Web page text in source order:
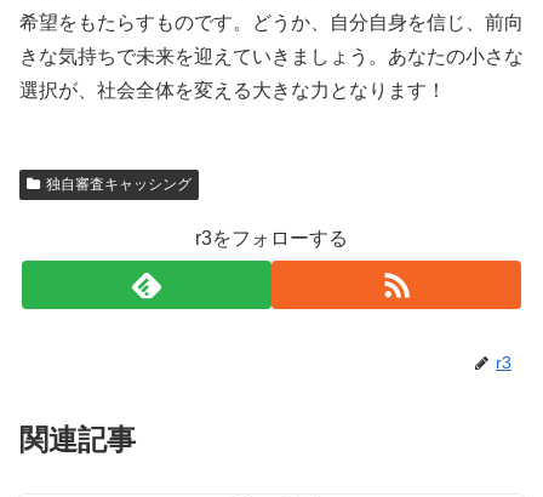
希望をもたらすものです。どうか、自分自身を信じ、前向
きな気持ちで未来を迎えていきましょう。あなたの小さな
選択が、社会全体を変える大きな力となります！
独自審査キャッシング
r3をフォローする
r3
関連記事